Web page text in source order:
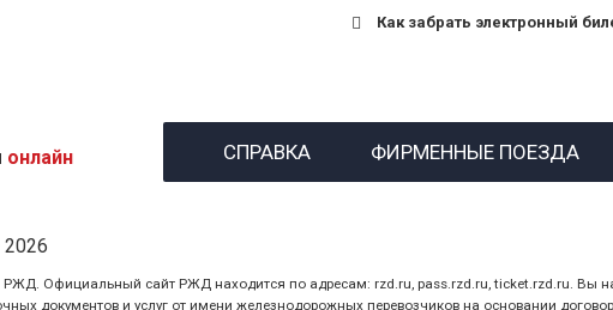
Как забрать электронный
назвав кассиру 14-
онлайн СПРАВКА ФИРМЕННЫЕ ПОЕЗДА
Официальный сайт РЖД находится по адресам: rzd.ru, pass.rzd.ru, ticket.rzd.ru. Вы
документов и услуг от имени железнодорожных перевозчиков на основании